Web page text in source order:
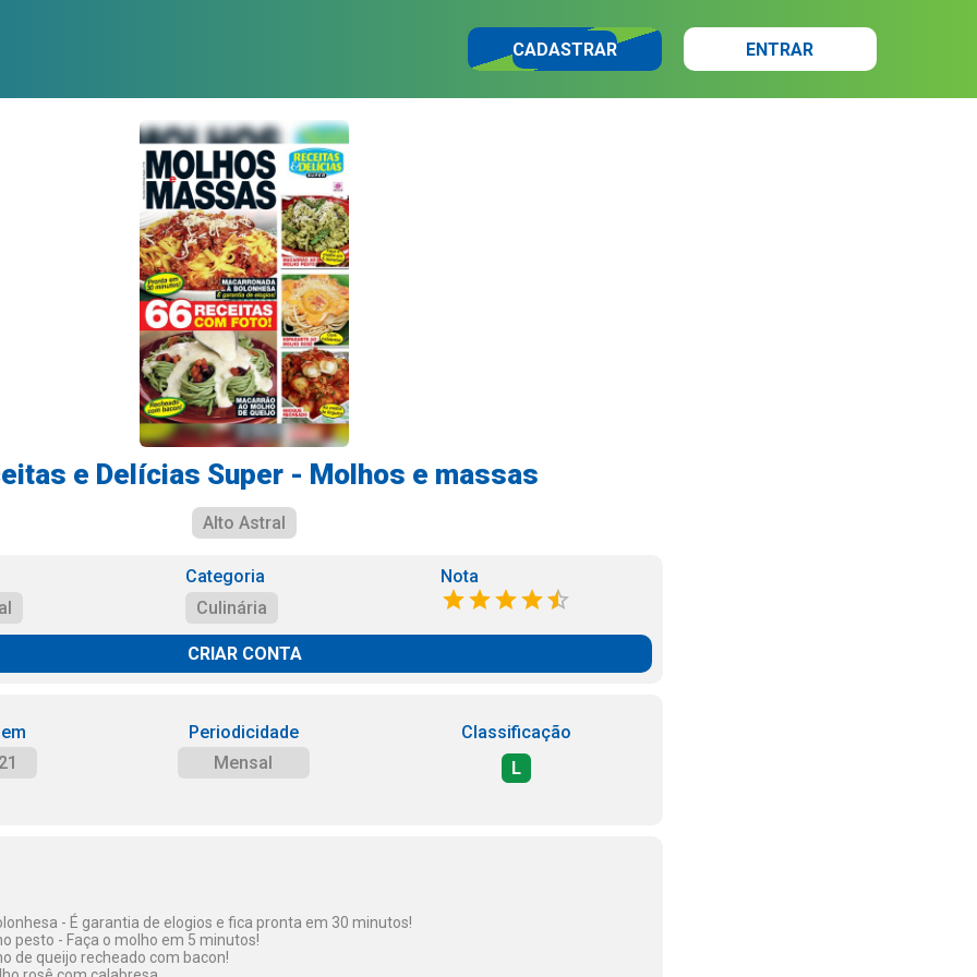
CADASTRAR ENTRAR
e Delícias Super - Molhos e massas
Alto Astral
Categoria
Culinária
Nota
CRIAR CONTA
Periodicidade
Mensal
Classificação
L
- É garantia de elogios e fica pronta em 30 minutos!
pesto - Faça o molho em 5 minutos!
de queijo recheado com bacon!